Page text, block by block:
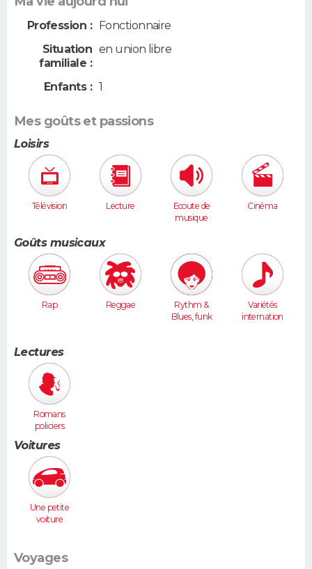
Profession : Fonctionnaire
Situation
familiale :
en union libre
Enfants : 1
Mes goûts et passions
Loisirs
Télévision Lecture
Ecoute de
musique
Cinéma
Goûts musicaux
Rap Reggae
Rythm &
Blues, funk
Variétés
internation
Lectures
Romans
policiers
Voitures
Une petite
voiture
Voyages